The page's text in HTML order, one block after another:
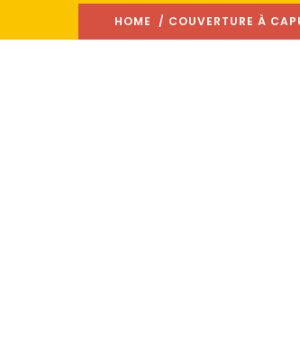
HOME / COUVERTURE À